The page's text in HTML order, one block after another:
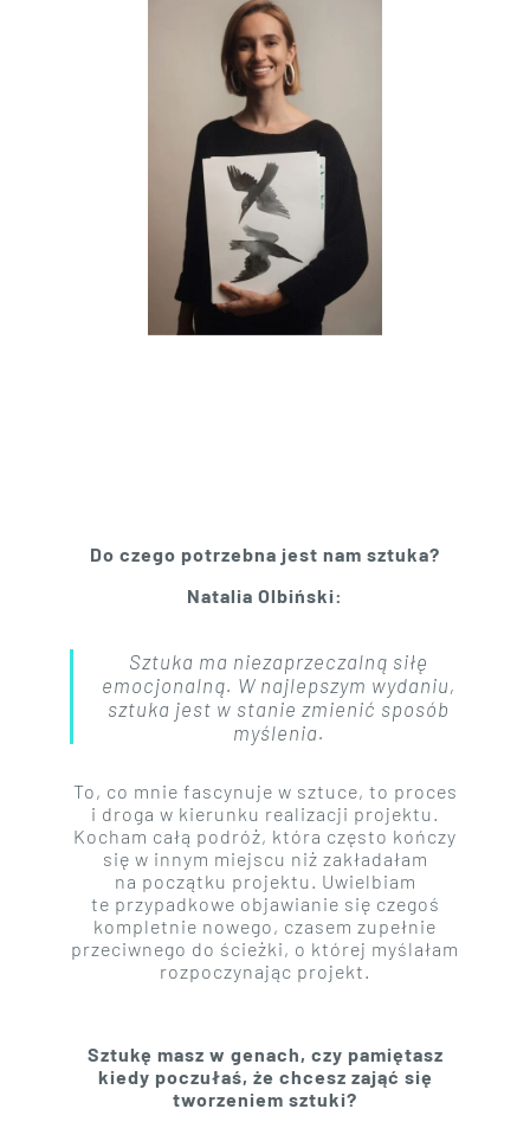
Do czego potrzebna jest nam sztuka?
Natalia Olbiński:
Sztuka ma niezaprzeczalną siłę
emocjonalną. W najlepszym wydaniu,
sztuka jest w stanie zmienić sposób
myślenia.
To, co mnie fascynuje w sztuce, to proces
i droga w kierunku realizacji projektu.
Kocham całą podróż, która często kończy
się w innym miejscu niż zakładałam
na początku projektu. Uwielbiam
te przypadkowe objawianie się czegoś
kompletnie nowego, czasem zupełnie
przeciwnego do ścieżki, o której myślałam
rozpoczynając projekt.
Sztukę masz w genach, czy pamiętasz
kiedy poczułaś, że chcesz zająć się
tworzeniem sztuki?